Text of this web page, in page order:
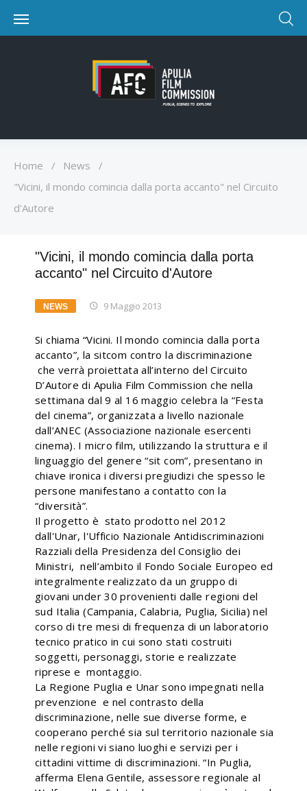
Home / News
/
"Vicini, il mondo comincia dalla porta accanto" nel Circuito
d'Autore
"Vicini, il mondo comincia dalla porta
accanto" nel Circuito d'Autore
NEWS 9 Maggio 2013
Si chiama “Vicini. Il mondo comincia dalla porta
accanto”, la sitcom contro la discriminazione
che verrà proiettata all’interno del Circuito
D’Autore di Apulia Film Commission che nella
settimana dal 9 al 16 maggio celebra la “Festa
del cinema”, organizzata a livello nazionale
dall’ANEC (Associazione nazionale esercenti
cinema). I micro film, utilizzando la struttura e il
linguaggio del genere “sit com”, presentano in
chiave ironica i diversi pregiudizi che spesso le
persone manifestano a contatto con la
“diversità”.
Il progetto è stato prodotto nel 2012
dall'Unar, l'Ufficio Nazionale Antidiscriminazioni
Razziali della Presidenza del Consiglio dei
Ministri, nell’ambito il Fondo Sociale Europeo ed
integralmente realizzato da un gruppo di
giovani under 30 provenienti dalle regioni del
sud Italia (Campania, Calabria, Puglia, Sicilia) nel
corso di tre mesi di frequenza di un laboratorio
tecnico pratico in cui sono stati costruiti
soggetti, personaggi, storie e realizzate
riprese e montaggio.
La Regione Puglia e Unar sono impegnati nella
prevenzione e nel contrasto della
discriminazione, nelle sue diverse forme, e
cooperano perché sia sul territorio nazionale sia
nelle regioni vi siano luoghi e servizi per i
cittadini vittime di discriminazioni. “In Puglia,
afferma Elena Gentile, assessore regionale al